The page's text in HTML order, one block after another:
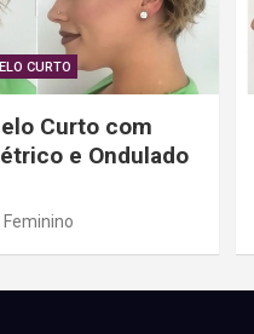
CURTO
Curto com
e Ondulado